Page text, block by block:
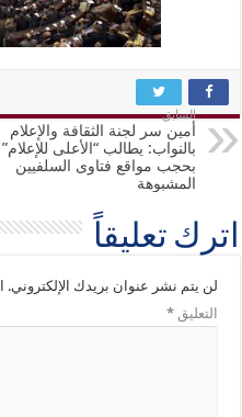
السابق
أمين سر لجنة الثقافة والإعلام
بالنواب: يطالب “الأعلى للإعلام”
بحجب مواقع فتاوى السلفيين
المشبوهة
اترك تعليقاً
لن يتم نشر عنوان بريدك الإلكتروني.
التعليق*